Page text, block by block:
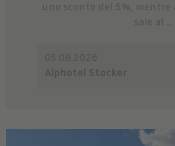
uno sconto del 5%,
sale al ...